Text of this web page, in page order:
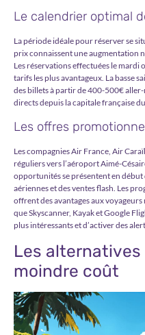
Le calendrier optimal
La période idéale pour réserver se
prix connaissent une augmentation
Les réservations effectuées le
tarifs les plus avantageux. La basse
des billets à partir de 400-500€
directs depuis la capitale française
Les offres
Les compagnies Air France, Air
réguliers vers l’aéroport Aimé-
opportunités se présentent en début
aériennes et des ventes flash. Les
offrent des avantages aux
que Skyscanner, Kayak et Google
plus intéressants et d’activer des
Les alternatives
moindre coût